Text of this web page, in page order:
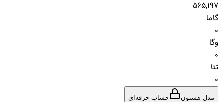
565,197
گاما
0
وگا
0
تتا
0
مدل هستون حساب حرفه‌ای